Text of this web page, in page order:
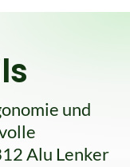
und
Alu Lenker